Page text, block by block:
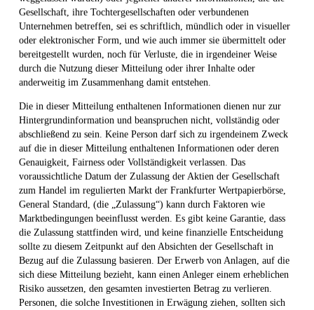
Gesellschaft, ihre Tochtergesellschaften oder verbundenen
Unternehmen betreffen, sei es schriftlich, mündlich oder in visueller
oder elektronischer Form, und wie auch immer sie übermittelt oder
bereitgestellt wurden, noch für Verluste, die in irgendeiner Weise
durch die Nutzung dieser Mitteilung oder ihrer Inhalte oder
anderweitig im Zusammenhang damit entstehen.
Die in dieser Mitteilung enthaltenen Informationen dienen nur zur
Hintergrundinformation und beanspruchen nicht, vollständig oder
abschließend zu sein. Keine Person darf sich zu irgendeinem Zweck
auf die in dieser Mitteilung enthaltenen Informationen oder deren
Genauigkeit, Fairness oder Vollständigkeit verlassen. Das
voraussichtliche Datum der Zulassung der Aktien der Gesellschaft
zum Handel im regulierten Markt der Frankfurter Wertpapierbörse,
General Standard, (die „Zulassung“) kann durch Faktoren wie
Marktbedingungen beeinflusst werden. Es gibt keine Garantie, dass
die Zulassung stattfinden wird, und keine finanzielle Entscheidung
sollte zu diesem Zeitpunkt auf den Absichten der Gesellschaft in
Bezug auf die Zulassung basieren. Der Erwerb von Anlagen, auf die
sich diese Mitteilung bezieht, kann einen Anleger einem erheblichen
Risiko aussetzen, den gesamten investierten Betrag zu verlieren.
Personen, die solche Investitionen in Erwägung ziehen, sollten sich